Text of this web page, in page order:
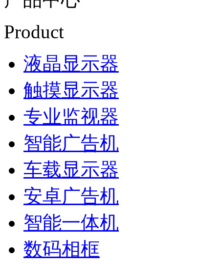
Product
液晶显示器
触摸显示器
专业监视器
智能广告机
车载显示器
安卓广告机
智能一体机
数码相框